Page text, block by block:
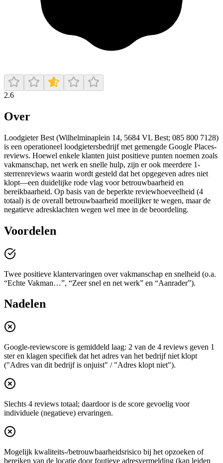
2.6
Over
Loodgieter Best (Wilhelminaplein 14, 5684 VL Best; 085 800 7128)
is een operationeel loodgietersbedrijf met gemengde Google Places-
reviews. Hoewel enkele klanten juist positieve punten noemen zoals
vakmanschap, net werk en snelle hulp, zijn er ook meerdere 1-
sterrenreviews waarin wordt gesteld dat het opgegeven adres niet
klopt—een duidelijke rode vlag voor betrouwbaarheid en
bereikbaarheid. Op basis van de beperkte reviewhoeveelheid (4
totaal) is de overall betrouwbaarheid moeilijker te wegen, maar de
negatieve adresklachten wegen wel mee in de beoordeling.
Voordelen
Twee positieve klantervaringen over vakmanschap en snelheid (o.a.
“Echte Vakman…”, “Zeer snel en net werk” en “Aanrader”).
Nadelen
Google-reviewscore is gemiddeld laag: 2 van de 4 reviews geven 1
ster en klagen specifiek dat het adres van het bedrijf niet klopt
("Adres van dit bedrijf is onjuist" / "Adres klopt niet").
Slechts 4 reviews totaal; daardoor is de score gevoelig voor
individuele (negatieve) ervaringen.
Mogelijk kwaliteits-/betrouwbaarheidsrisico bij het opzoeken of
bereiken van de locatie door foutieve adresvermelding (kan leiden